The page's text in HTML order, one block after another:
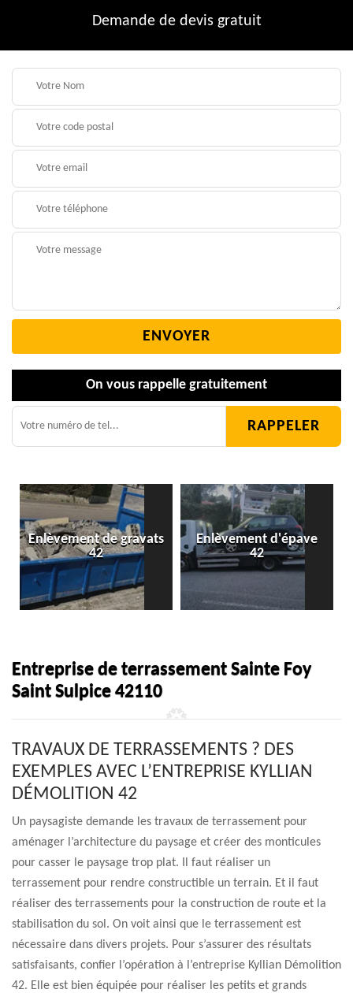
Demande de devis gratuit
On vous rappelle gratuitement
Enlèvement de gravats
42
Enlèvement d'épave
42
Entreprise de terrassement Sainte Foy
Saint Sulpice 42110
TRAVAUX DE TERRASSEMENTS ? DES
EXEMPLES AVEC L’ENTREPRISE KYLLIAN
DÉMOLITION 42
Un paysagiste demande les travaux de terrassement pour
aménager l’architecture du paysage et créer des monticules
pour casser le paysage trop plat. Il faut réaliser un
terrassement pour rendre constructible un terrain. Et il faut
réaliser des terrassements pour la construction de route et la
stabilisation du sol. On voit ainsi que le terrassement est
nécessaire dans divers projets. Pour s’assurer des résultats
satisfaisants, confier l’opération à l’entreprise Kyllian Démolition
42. Elle est bien équipée pour réaliser les petits et grands